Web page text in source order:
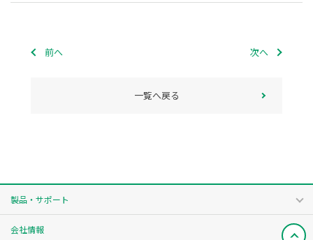
前へ 次へ
一覧へ戻る
製品・サポート
会社情報